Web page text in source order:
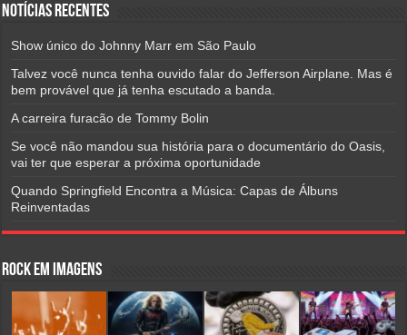
Notícias Recentes
Show único do Johnny Marr em São Paulo
Talvez você nunca tenha ouvido falar do Jefferson Airplane. Mas é
bem provável que já tenha escutado a banda.
A carreira furacão de Tommy Bolin
Se você não mandou sua história para o documentário do Oasis,
vai ter que esperar a próxima oportunidade
Quando Springfield Encontra a Música: Capas de Álbuns
Reinventadas
Rock em Imagens